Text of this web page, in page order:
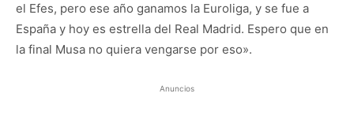
el Efes, pero ese año ganamos la Euroliga, y se fue a
España y hoy es estrella del Real Madrid. Espero que en
la final Musa no quiera vengarse por eso».
Anuncios